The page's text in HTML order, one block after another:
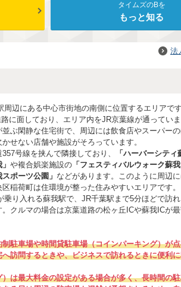
タイムズのBを
もっと知る
法
辺にある中心市街地の南側に位置するエリアで
に面しており、エリア内をJR京葉線が通ってい
ぶ閑静な住宅街で、周辺には飲食店やスーパー
せない店舗や施設がそろっています。
号線を挟んで隣接しており、
「ハーバーシティ
や複合娯楽施設の 「フェスティバルウォーク蘇我
スポーツ公園」 などがあります。このように周辺
稲荷町は住環境が整った住みやすいエリアです。
り入れる蘇我駅で、JR千葉駅まで5分ほどで訪
クルマの場合は京葉道路の松ヶ丘ICや蘇我ICが
駐車場や時間貸駐車場（コインパーキング）が
訪問するときや、ビジネスで訪れるときに便利
は最大料金の設定がある場合が多く、長時間の